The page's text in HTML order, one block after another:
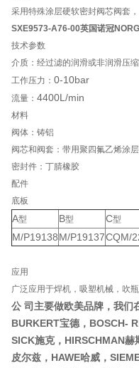
采用特殊涂层硬软密封阀芯阀套
SXE9573-A76-00英国诺冠
技术参数
介质：经过滤的润滑或非润滑压
工作压力： 0-10bar
流量： 4400L/min
材料
阀体：铸铝
阀芯和阀套：带用聚四氟乙烯涂
密封件：丁腈橡胶
配件
底板
A型 B型 C型
M/P19138M/P19137CQM/
应用
广泛应用于焊机，吸塑机械，吹
公 司主要做欧美品牌，我们
BURKERT宝德，BOSCH-
SICK施克，HIRSCHMAN
皮尔兹，HAWE哈威，